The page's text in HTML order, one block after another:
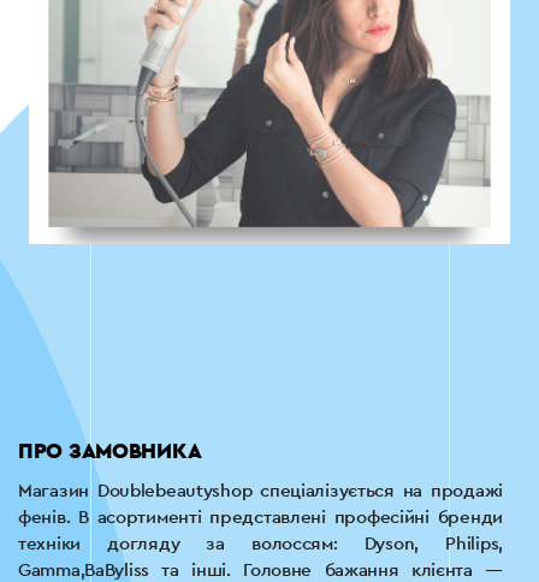
ПРО ЗАМОВНИКА
Магазин Doublebeautyshop спеціалізується на продажі
фенів. В асортименті представлені професійні бренди
техніки догляду за волоссям: Dyson, Philips,
Gamma,BaByliss та інші. Головне бажання клієнта —